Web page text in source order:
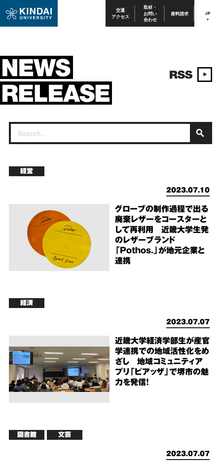
交通
アクセス
取材・
お問い
合わせ
資料請求 JP
経営
2023.07.10
グローブの制作過程で出る
廃棄レザーをコースターと
して再利用 近畿大学生発
のレザーブランド
「Pothos.」が地元企業と
連携
経済
2023.07.07
近畿大学経済学部生が産官
学連携での地域活性化をめ
ざし 地域コミュニティア
プリ「ピアッザ」で堺市の魅
力を発信！
図書館 文芸
2023.07.07